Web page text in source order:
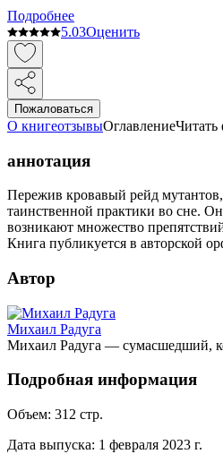
Подробнее
5.03Оценить
Пожаловаться
О книгеотзывыОглавлениеЧитать
аннотация
Пережив кровавый рейд
таинственной практики во сне.
возникают множество
Книга публикуется в авторской
Автор
Михаил Радуга
Михаил Радуга — сумасшедший,
Подробная информация
Объем: 312 стр.
Дата выпуска: 1 февраля 2023 г.